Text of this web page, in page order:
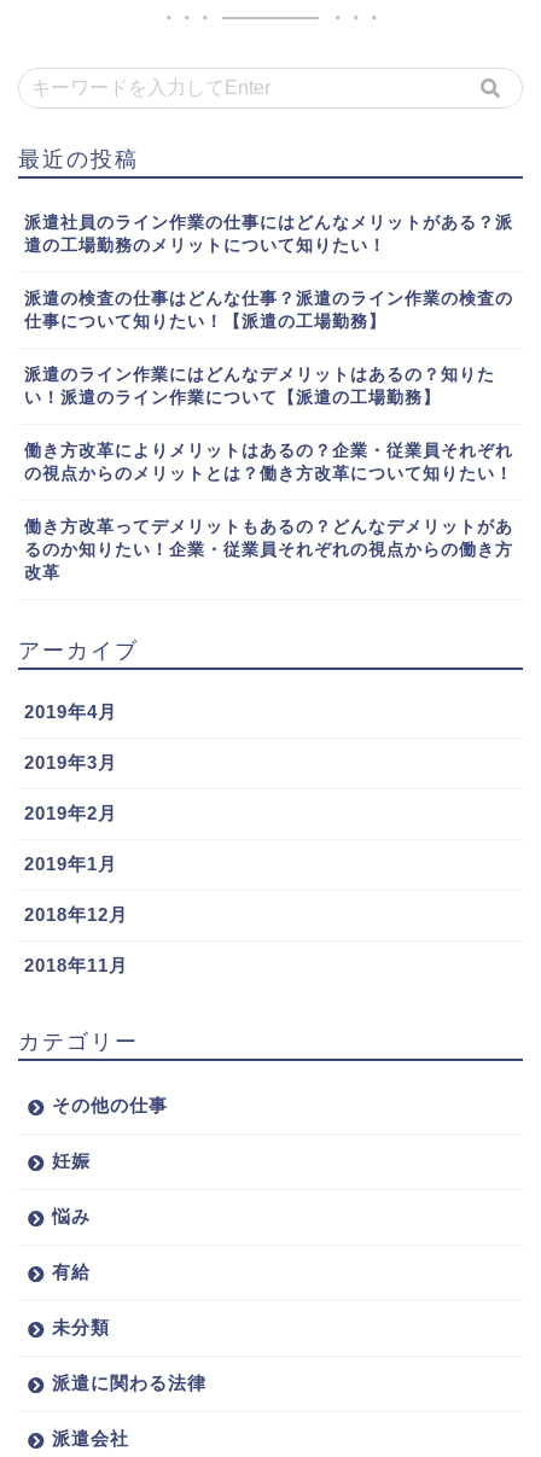
最近の投稿
派遣社員のライン作業の仕事にはどんなメリットがある？派
遣の工場勤務のメリットについて知りたい！
派遣の検査の仕事はどんな仕事？派遣のライン作業の検査の
仕事について知りたい！【派遣の工場勤務】
派遣のライン作業にはどんなデメリットはあるの？知りた
い！派遣のライン作業について【派遣の工場勤務】
働き方改革によりメリットはあるの？企業・従業員それぞれ
の視点からのメリットとは？働き方改革について知りたい！
働き方改革ってデメリットもあるの？どんなデメリットがあ
るのか知りたい！企業・従業員それぞれの視点からの働き方
改革
アーカイブ
2019年4月
2019年3月
2019年2月
2019年1月
2018年12月
2018年11月
カテゴリー
その他の仕事
妊娠
悩み
有給
未分類
派遣に関わる法律
派遣会社